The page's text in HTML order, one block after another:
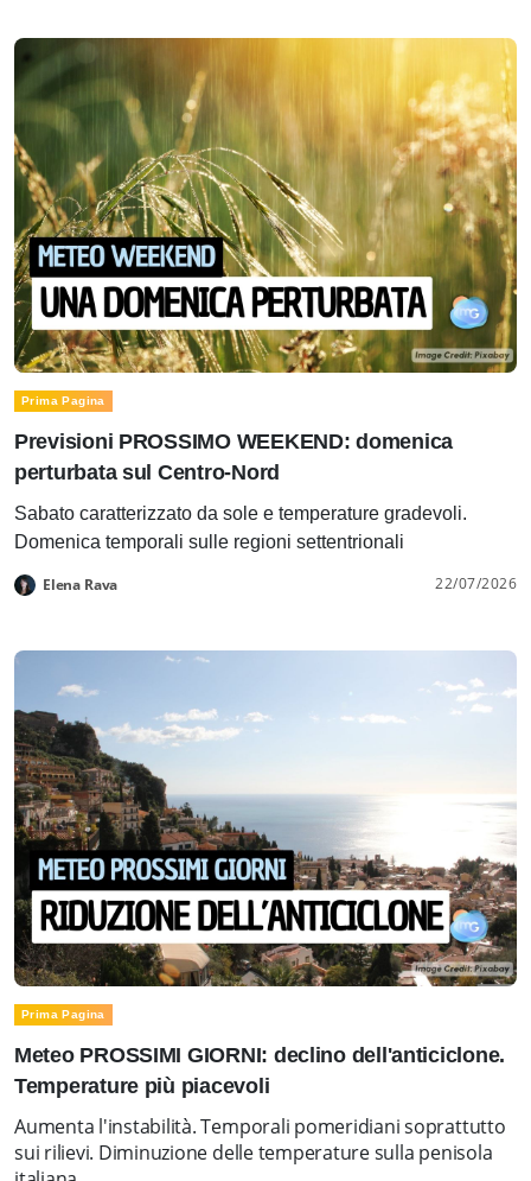
Prima Pagina
Previsioni PROSSIMO WEEKEND: domenica
perturbata sul Centro-Nord
Sabato caratterizzato da sole e temperature gradevoli.
Domenica temporali sulle regioni settentrionali
Elena Rava 22/07/2026
Prima Pagina
Meteo PROSSIMI GIORNI: declino dell'anticiclone.
Temperature più piacevoli
Aumenta l'instabilità. Temporali pomeridiani soprattutto
sui rilievi. Diminuzione delle temperature sulla penisola